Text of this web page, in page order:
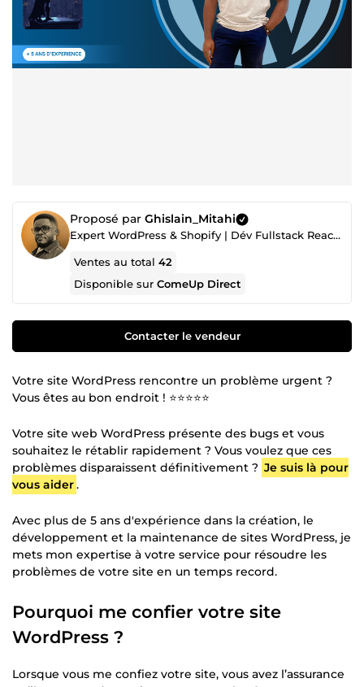
Proposé par Ghislain_Mitahi
Expert WordPress & Shopify | Dév Fullstack React, Next.js, Node.js, Python
Ventes au total42
Disponible surComeUp Direct
Contacter le vendeur
Votre site WordPress rencontre un problème urgent ?
Vous êtes au bon endroit ! ⭐⭐⭐⭐⭐
Votre site web WordPress présente des bugs et vous
souhaitez le rétablir rapidement ? Vous voulez que ces
problèmes disparaissent définitivement ? Je suis là pour
vous aider.
Avec plus de 5 ans d'expérience dans la création, le
développement et la maintenance de sites WordPress, je
mets mon expertise à votre service pour résoudre les
problèmes de votre site en un temps record.
Pourquoi me confier votre site
WordPress ?
Lorsque vous me confiez votre site, vous avez l’assurance